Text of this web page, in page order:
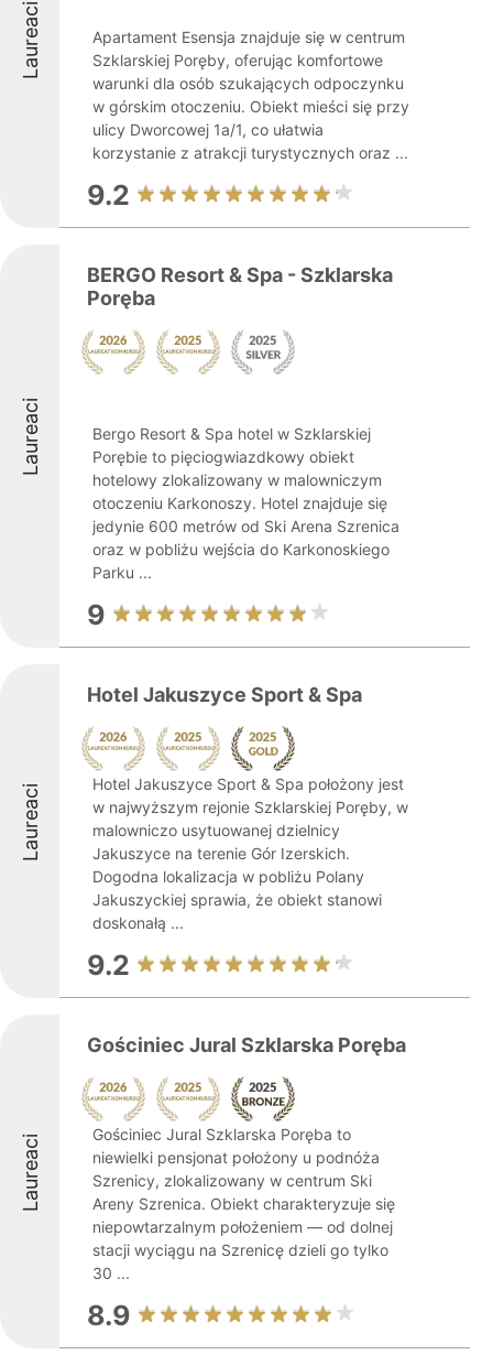
Laureaci
Apartament Esensja znajduje się w centrum
Szklarskiej Poręby, oferując komfortowe
warunki dla osób szukających odpoczynku
w górskim otoczeniu. Obiekt mieści się przy
ulicy Dworcowej 1a/1, co ułatwia
korzystanie z atrakcji turystycznych oraz ...
9.2
Laureaci
BERGO Resort & Spa - Szklarska
Poręba
Bergo Resort & Spa hotel w Szklarskiej
Porębie to pięciogwiazdkowy obiekt
hotelowy zlokalizowany w malowniczym
otoczeniu Karkonoszy. Hotel znajduje się
jedynie 600 metrów od Ski Arena Szrenica
oraz w pobliżu wejścia do Karkonoskiego
Parku ...
9
Laureaci
Hotel Jakuszyce Sport & Spa
Hotel Jakuszyce Sport & Spa położony jest
w najwyższym rejonie Szklarskiej Poręby, w
malowniczo usytuowanej dzielnicy
Jakuszyce na terenie Gór Izerskich.
Dogodna lokalizacja w pobliżu Polany
Jakuszyckiej sprawia, że obiekt stanowi
doskonałą ...
9.2
Laureaci
Gościniec Jural Szklarska Poręba
Gościniec Jural Szklarska Poręba to
niewielki pensjonat położony u podnóża
Szrenicy, zlokalizowany w centrum Ski
Areny Szrenica. Obiekt charakteryzuje się
niepowtarzalnym położeniem — od dolnej
stacji wyciągu na Szrenicę dzieli go tylko
30 ...
8.9